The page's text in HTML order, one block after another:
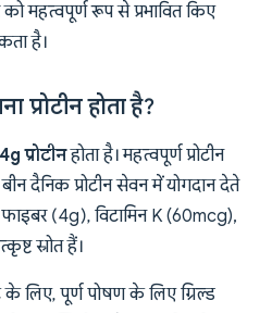
महत्वपूर्ण रूप से प्रभावित किए
है।
प्रोटीन होता है?
प्रोटीनहोता है। महत्वपूर्ण प्रोटीन
दैनिक प्रोटीन सेवन में योगदान देते
(4g), विटामिन K (60mcg),
स्रोत हैं।
के लिए, पूर्ण पोषण के लिए ग्रिल्ड